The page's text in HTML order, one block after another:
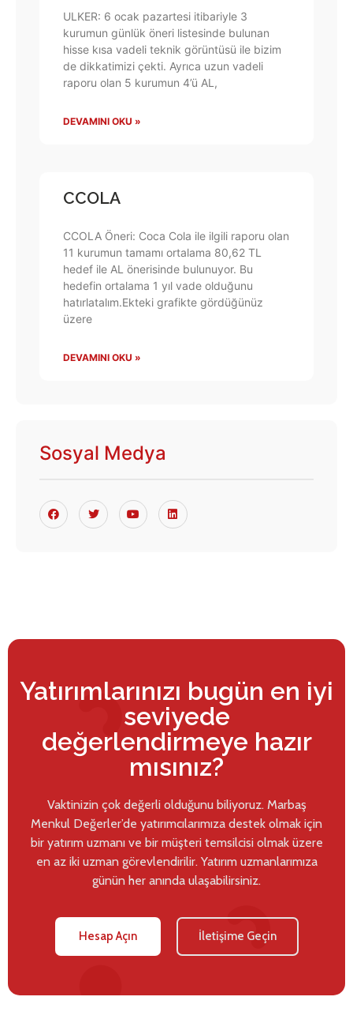
ULKER: 6 ocak pazartesi itibariyle 3
kurumun günlük öneri listesinde bulunan
hisse kısa vadeli teknik görüntüsü ile bizim
de dikkatimizi çekti. Ayrıca uzun vadeli
raporu olan 5 kurumun 4’ü AL,
DEVAMINI OKU »
CCOLA
CCOLA Öneri: Coca Cola ile ilgili raporu olan
11 kurumun tamamı ortalama 80,62 TL
hedef ile AL önerisinde bulunuyor. Bu
hedefin ortalama 1 yıl vade olduğunu
hatırlatalım.Ekteki grafikte gördüğünüz
üzere
DEVAMINI OKU »
Sosyal Medya
Yatırımlarınızı bugün en iyi
seviyede
değerlendirmeye hazır
mısınız?
Vaktinizin çok değerli olduğunu biliyoruz. Marbaş
Menkul Değerler’de yatırımcılarımıza destek olmak için
bir yatırım uzmanı ve bir müşteri temsilcisi olmak üzere
en az iki uzman görevlendirilir. Yatırım uzmanlarımıza
günün her anında ulaşabilirsiniz.
Hesap Açın İletişime Geçin